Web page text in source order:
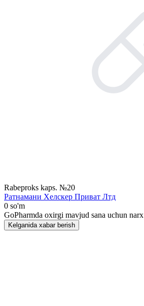
Rabeproks kaps. №20
Ратнамани Хелскер Приват Лтд
0 so'm
GoPharmda oxirgi mavjud sana uchun narx
Kelganida xabar berish